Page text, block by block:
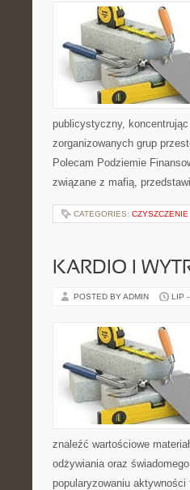
publicystyczny,
zorganizowanych grup
Polecam Podziemie
związane z mafią,
CATEGORIES: CZYSZCZENIE
KARDIO I
POSTED BY ADMIN LIP
znaleźć wartościowe
odżywiania oraz
popularyzowaniu